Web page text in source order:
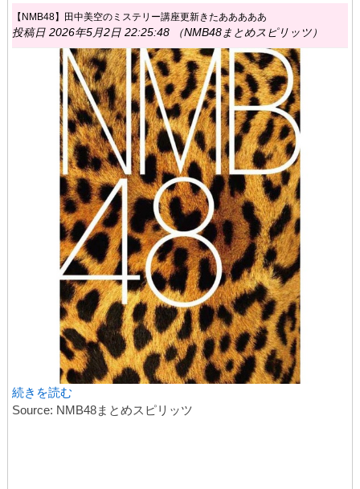
【NMB48】田中美空のミステリー講座更新きたあああああ
投稿日 2026年5月2日 22:25:48 （NMB48まとめスピリッツ）
続きを読む
Source: NMB48まとめスピリッツ